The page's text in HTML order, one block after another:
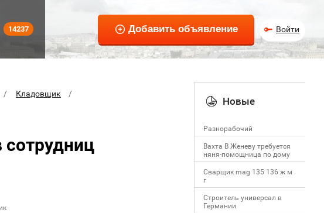
14237 Войти
Кладовщик
Новые
Разнорабочий
Вахта В Женеву требуется
няня-помощница по дому
Сварщик mag 135 136 ж м
г
Строитель универсал в
Германии